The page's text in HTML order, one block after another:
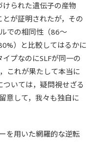
けられた遺伝子の産物
が証明されたが，その
での相同性（86～
）と比較してはるかに
イプなのにSLFが同一の
，これが果たして本当に
いては，疑問視せざる
意して，我々も独自に
を用いた網羅的な逆転